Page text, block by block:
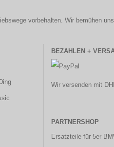
vorbehalten. Wir bemühen
BEZAHLEN +
Wir versenden mit
PARTNERSHOP
Ersatzteile für 5er